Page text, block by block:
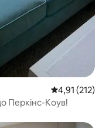
Середня
4,91 (212)
Перкінс-Коув!